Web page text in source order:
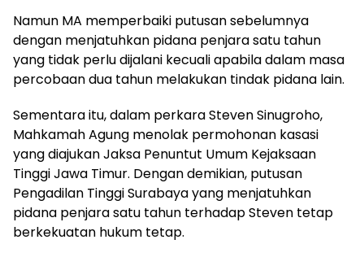
Namun MA memperbaiki putusan sebelumnya
dengan menjatuhkan pidana penjara satu tahun
yang tidak perlu dijalani kecuali apabila dalam masa
percobaan dua tahun melakukan tindak pidana lain.
Sementara itu, dalam perkara Steven Sinugroho,
Mahkamah Agung menolak permohonan kasasi
yang diajukan Jaksa Penuntut Umum Kejaksaan
Tinggi Jawa Timur. Dengan demikian, putusan
Pengadilan Tinggi Surabaya yang menjatuhkan
pidana penjara satu tahun terhadap Steven tetap
berkekuatan hukum tetap.